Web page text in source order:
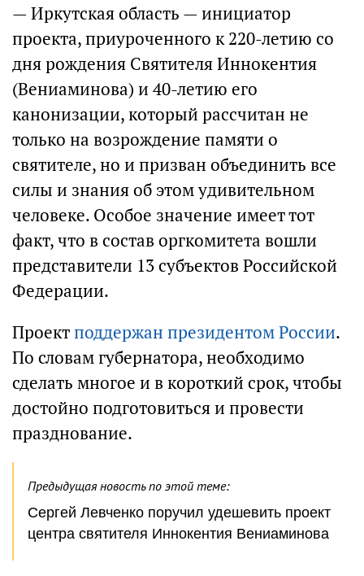
— Иркутская область — инициатор
проекта, приуроченного к 220-летию со
дня рождения Святителя Иннокентия
(Вениаминова) и 40-летию его
канонизации, который рассчитан не
только на возрождение памяти о
святителе, но и призван объединить все
силы и знания об этом удивительном
человеке. Особое значение имеет тот
факт, что в состав оргкомитета вошли
представители 13 субъектов Российской
Федерации.
Проектподдержан президентом России.
По словам губернатора, необходимо
сделать многое и в короткий срок, чтобы
достойно подготовиться и провести
празднование.
Предыдущая новость по этой теме:
Сергей Левченко поручил удешевить проект
центра святителя Иннокентия Вениаминова